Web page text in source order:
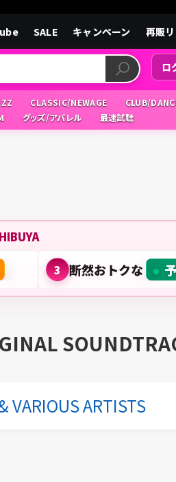
SALE キャンペーン 再販
ロ
CLASSIC/NEWAGE CLUB/
グッズ/アパレル 最速試聴
3 断然おトクな
VARIOUS ARTISTS